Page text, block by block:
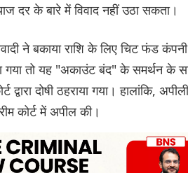
दर के बारे में विवाद नहीं उठा सकता।
ने बकाया राशि के लिए चिट फंड
गया तो यह "अकाउंट बंद" के समर्थन के
द्वारा दोषी ठहराया गया। हालांकि,
कोर्ट में अपील की।